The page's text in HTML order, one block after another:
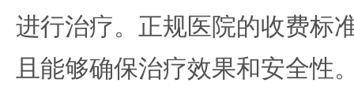
进行治疗。正规医院的收费标
且能够确保治疗效果和安全性